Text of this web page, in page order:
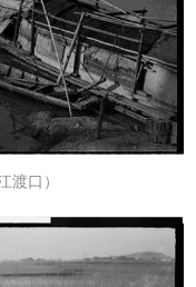
渡口）